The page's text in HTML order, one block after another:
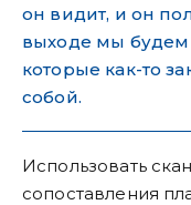
он видит, и он
выходе мы будем
которые как-то
собой.
Использовать
сопоставления